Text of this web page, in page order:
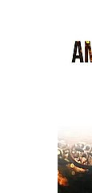
Dezvoltare
Astrologie